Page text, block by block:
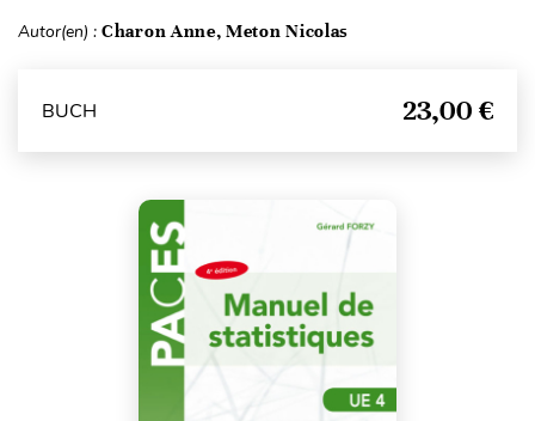
Autor(en) : Charon Anne, Meton Nicolas
BUCH 23,00 €